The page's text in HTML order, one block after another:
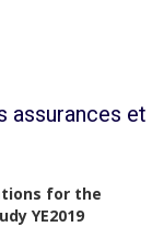
assurances et
for the
YE2019